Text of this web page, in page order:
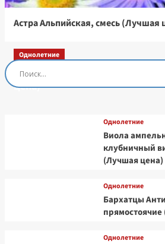
Астра Альпийская, смесь (Лучшая
Однолетние
Остеоспермум Пэшн Роуз, 3
цена)
Однолетние
Виола
клубничный
(Лучшая цена)
Однолетние
Бархатцы
Однолетние